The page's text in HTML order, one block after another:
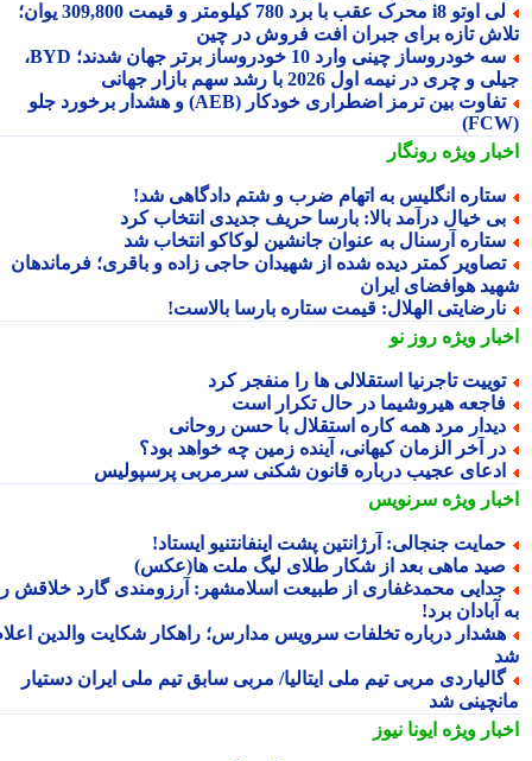
لی اوتو i8 محرک عقب با برد 780 کیلومتر و قیمت 309,800 یوان؛
تازه برای جبران افت فروش در چین
سه خودروساز چینی وارد 10 خودروساز برتر جهان شدند؛ BYD،
چری در نیمه اول 2026 با رشد سهم بازار جهانی
تفاوت بین ترمز اضطراری خودکار (AEB) و هشدار برخورد جلو
ویژهرونگار
انگلیس به اتهام ضرب و شتم دادگاهی شد!
خیال درآمد بالا: بارسا حریف جدیدی انتخاب کرد
آرسنال به عنوان جانشین لوکاکو انتخاب شد
کمتر دیده شده از شهیدان حاجی زاده و باقری؛ فرماندهان
هوافضای ایران
الهلال: قیمت ستاره بارسا بالاست!
ویژهروز نو
تاجرنیا استقلالی ها را منفجر کرد
هیروشیما در حال تکرار است
مرد همه کاره استقلال با حسن روحانی
آخر الزمان کیهانی، آینده زمین چه خواهد بود؟
عجیب درباره قانون شکنی سرمربی پرسپولیس
ویژهسرنویس
جنجالی: آرژانتین پشت اینفانتنیو ایستاد!
ماهی بعد از شکار طلای لیگ ملت ها(عکس)
محمدغفاری از طبیعت اسلامشهر: آرزومندی گارد خلاقش را
آبادان برد!
درباره تخلفات سرویس مدارس؛ راهکار شکایت والدین اعلام
مربی تیم ملی ایتالیا/ مربی سابق تیم ملی ایران دستیار
شد
ویژهایونا نیوز